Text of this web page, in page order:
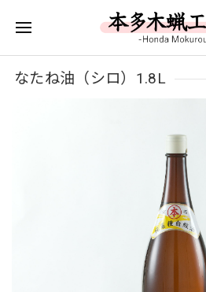
なたね油（シロ）1.8L